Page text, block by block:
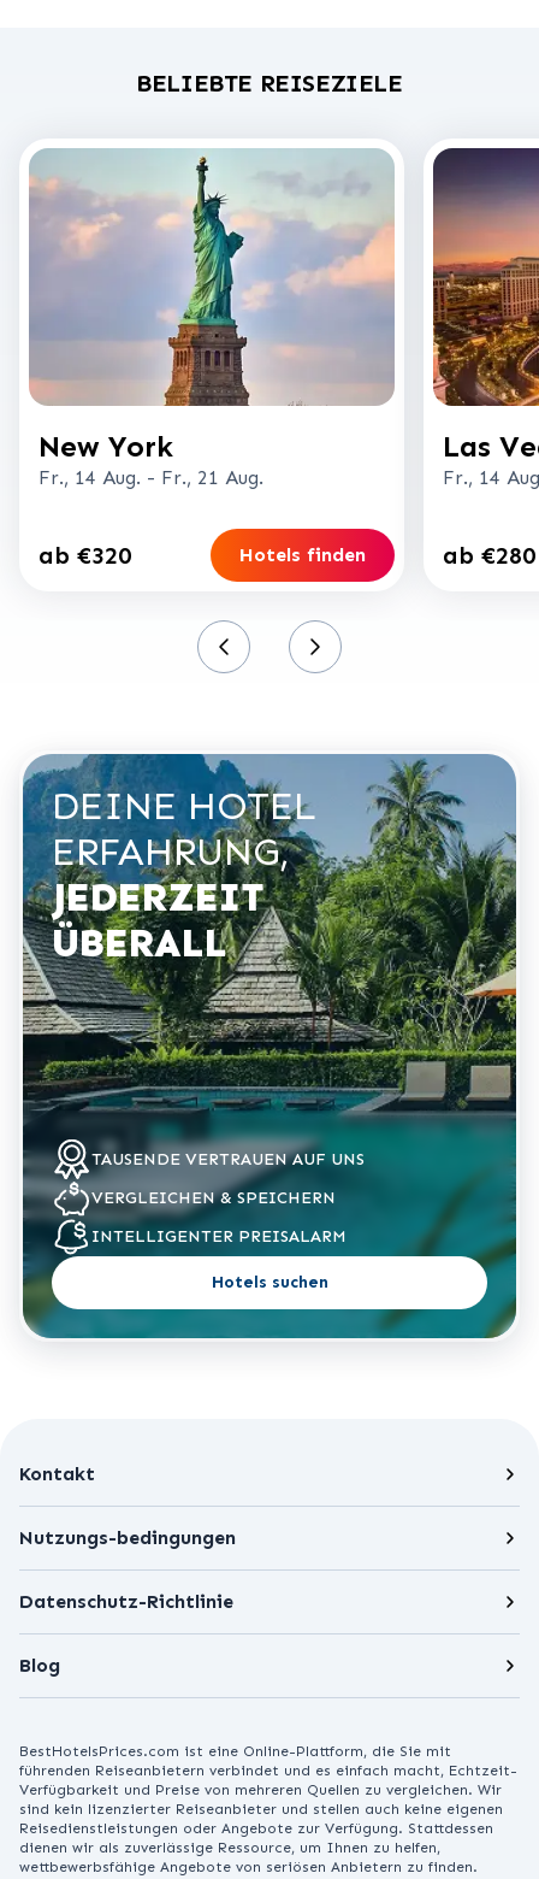
BELIEBTE REISEZIELE
New York
Fr., 14 Aug. - Fr., 21 Aug.
ab €320 Hotels finden
Las
Fr., 14
ab €280
DEINE HOTEL
ERFAHRUNG,
JEDERZEIT
ÜBERALL
TAUSENDE VERTRAUENAUF UNS
VERGLEICHEN& SPEICHERN
INTELLIGENTER PREISALARM
Hotels suchen
Kontakt
Nutzungs-bedingungen
Datenschutz-Richtlinie
Blog
BestHotelsPrices.com ist eine Online-Plattform, die Sie mit
führenden Reiseanbietern verbindet und es einfach macht, Echtzeit-
Verfügbarkeit und Preise von mehreren Quellen zu vergleichen. Wir
sind kein lizenzierter Reiseanbieter und stellen auch keine eigenen
Reisedienstleistungen oder Angebote zur Verfügung. Stattdessen
dienen wir als zuverlässige Ressource, um Ihnen zu helfen,
wettbewerbsfähige Angebote von seriösen Anbietern zu finden.